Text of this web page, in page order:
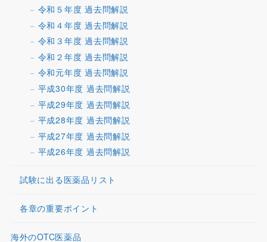
令和５年度 過去問解説
令和４年度 過去問解説
令和３年度 過去問解説
令和２年度 過去問解説
令和元年度 過去問解説
平成30年度 過去問解説
平成29年度 過去問解説
平成28年度 過去問解説
平成27年度 過去問解説
平成26年度 過去問解説
試験に出る医薬品リスト
各章の重要ポイント
海外のOTC医薬品